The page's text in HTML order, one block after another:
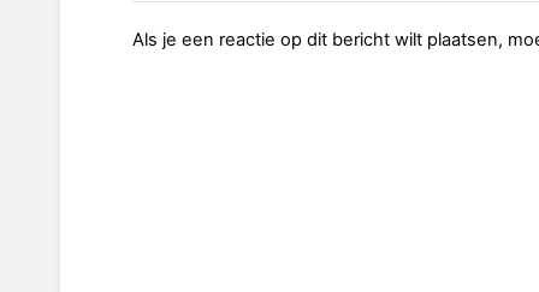
Als je een reactie op dit bericht wilt plaatsen,